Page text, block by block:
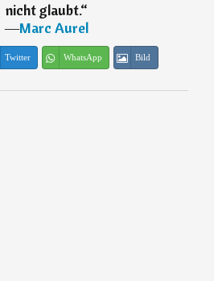
nicht glaubt.“
―Marc Aurel
Twitter WhatsApp Bild